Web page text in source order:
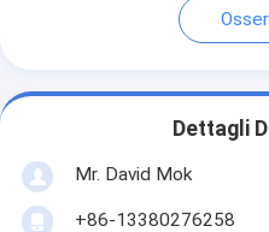
Dettagli
Mr. David Mok
+86-13380276258